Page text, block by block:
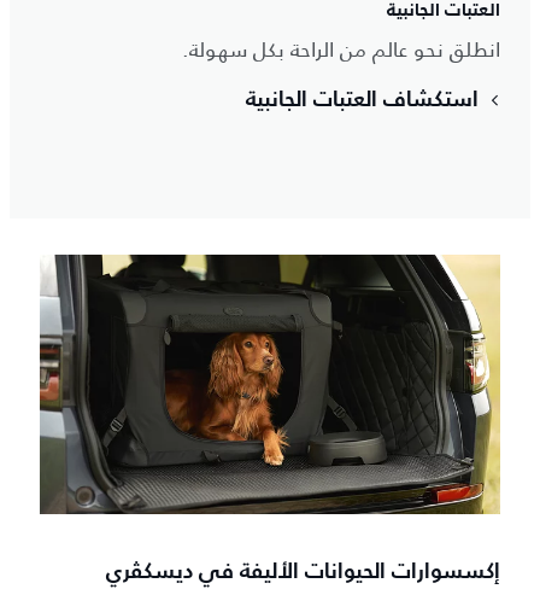
العتبات الجانبية
انطلق نحو عالم من الراحة بكل سهولة.
استكشاف العتبات الجانبية
إكسسوارات الحيوانات الأليفة في ديسكڤري